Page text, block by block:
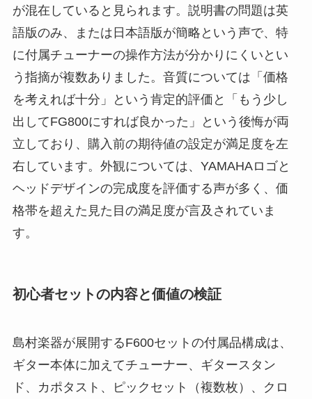
が混在していると見られます。説明書の問題は英
語版のみ、または日本語版が簡略という声で、特
に付属チューナーの操作方法が分かりにくいとい
う指摘が複数ありました。音質については「価格
を考えれば十分」という肯定的評価と「もう少し
出してFG800にすれば良かった」という後悔が両
立しており、購入前の期待値の設定が満足度を左
右しています。外観については、YAMAHAロゴと
ヘッドデザインの完成度を評価する声が多く、価
格帯を超えた見た目の満足度が言及されていま
す。
初心者セットの内容と価値の検証
島村楽器が展開するF600セットの付属品構成は、
ギター本体に加えてチューナー、ギタースタン
ド、カポタスト、ピックセット（複数枚）、クロ